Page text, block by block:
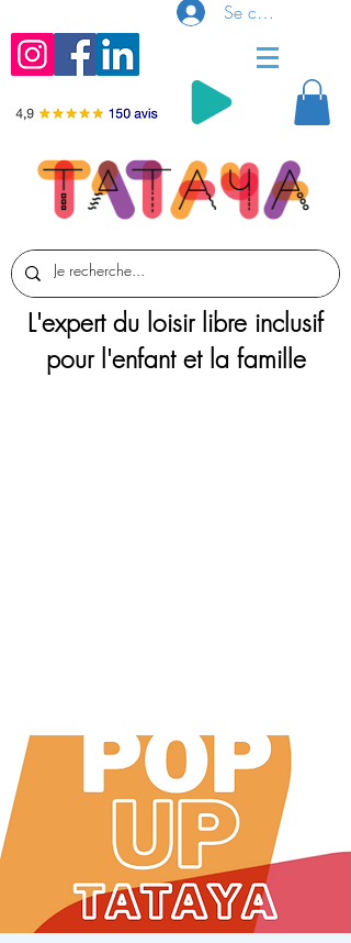
Se connecter
L'expert du loisir libre inclusif
pour l'enfant et la famille